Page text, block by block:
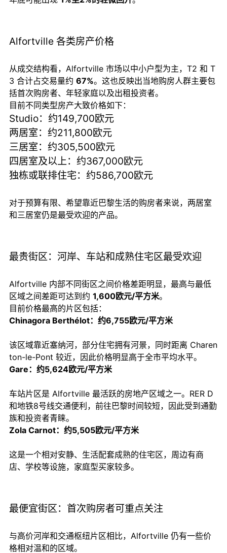
Alfortville 各类房产价格
从成交结构看，Alfortville 市场以中小户型为主，T2 和 T
3 合计占交易量约67%。这也反映出当地购房人群主要包
括首次购房者、年轻家庭以及出租投资者。
目前不同类型房产大致价格如下：
Studio：约149,700欧元
两居室：约211,800欧元
三居室：约305,500欧元
四居室及以上：约367,000欧元
独栋或联排住宅：约586,700欧元
对于预算有限、希望靠近巴黎生活的购房者来说，两居室
和三居室仍是最受欢迎的产品。
最贵街区：河岸、车站和成熟住宅区最受欢迎
Alfortville 内部不同街区之间价格差距明显，最高与最低
区域之间差距可达到约1,600欧元/平方米。
目前价格最高的片区包括：
Chinagora Berthélot：约6,755欧元/平方米
该区域靠近塞纳河，部分住宅拥有河景，同时距离 Charen
ton-le-Pont 较近，因此价格明显高于全市平均水平。
Gare：约5,624欧元/平方米
车站片区是 Alfortville 最活跃的房地产区域之一。RER D
和地铁8号线交通便利，前往巴黎时间较短，因此受到通勤
族和投资者青睐。
Zola Carnot：约5,505欧元/平方米
这是一个相对安静、生活配套成熟的住宅区，周边有商
店、学校等设施，家庭型买家较多。
最便宜街区：首次购房者可重点关注
与高价河岸和交通枢纽片区相比，Alfortville 仍有一些价
格相对温和的区域。